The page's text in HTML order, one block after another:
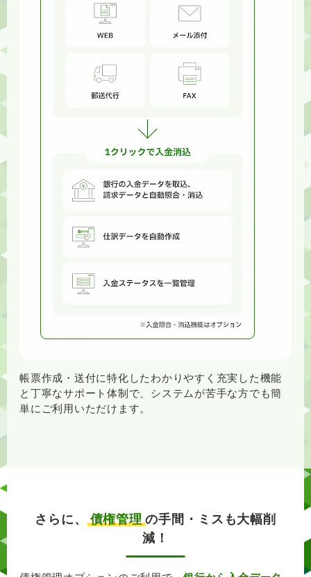
帳票作成・送付に特化したわかりやすく充実した機能
と丁寧なサポート体制で、システムが苦手な方でも簡
単にご利用いただけます。
さらに、 債権管理 の手間・ミスも大幅削
減！